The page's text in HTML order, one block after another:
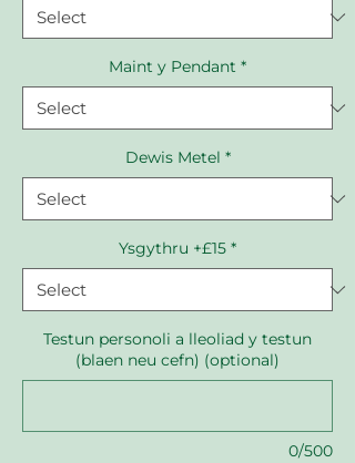
Maint y Pendant *
Dewis Metel *
Ysgythru +£15 *
Testun personoli a lleoliad y testun
(blaen neu cefn) (optional)
0/500